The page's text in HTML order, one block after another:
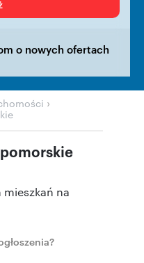
o nowych ofertach
›
na